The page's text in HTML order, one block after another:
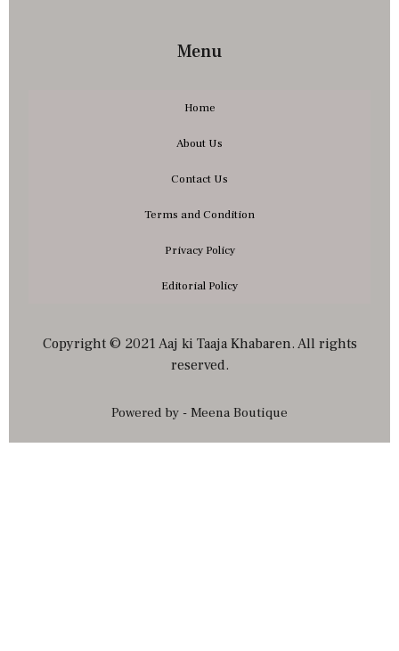
Menu
Home
About Us
Contact Us
Terms and Condition
Privacy Policy
Editorial Policy
Copyright © 2021 Aaj ki Taaja Khabaren. All rights
reserved.
Powered by - Meena Boutique